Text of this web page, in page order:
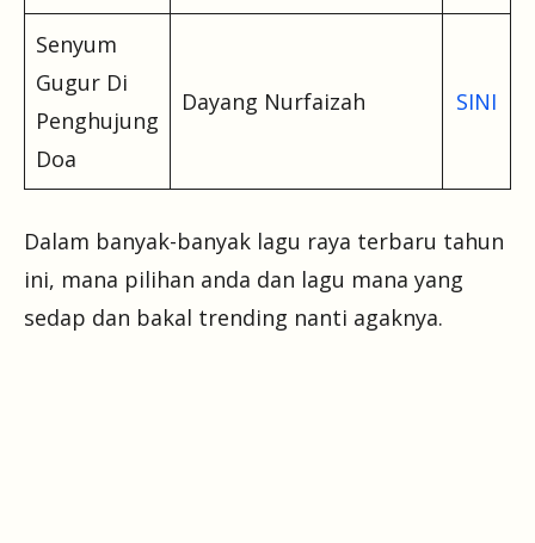
Senyum
Gugur Di
Penghujung
Doa
Dayang Nurfaizah SINI
Dalam banyak-banyak lagu raya terbaru tahun
ini, mana pilihan anda dan lagu mana yang
sedap dan bakal trending nanti agaknya.